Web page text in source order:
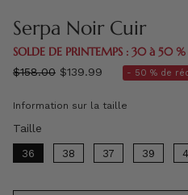
Serpa Noir Cuir
SOLDE DE PRINTEMPS : 30 à 50
régulier
$158.00 $139.99 - 50 % de
Information sur la taille
Taille
36 38 37 39